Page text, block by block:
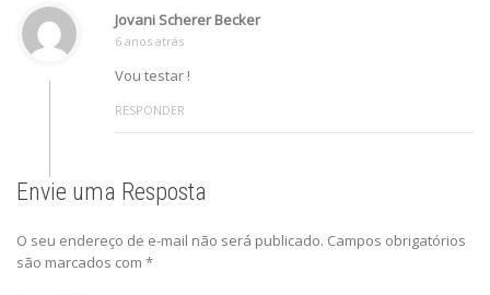
Jovani Scherer Becker
6 anos atrás
Vou testar !
RESPONDER
Envie uma Resposta
O seu endereço de e-mail não será publicado. Campos obrigatórios
são marcados com *